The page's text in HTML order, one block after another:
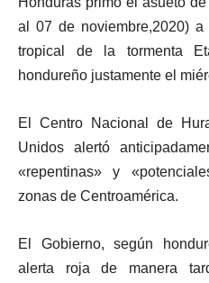
al 07 de noviembre,2020)
tropical de la tormenta
hondureño justamente el
El Centro Nacional de
Unidos alertó
«repentinas» y
zonas de Centroamérica.
El Gobierno, según
alerta roja de manera